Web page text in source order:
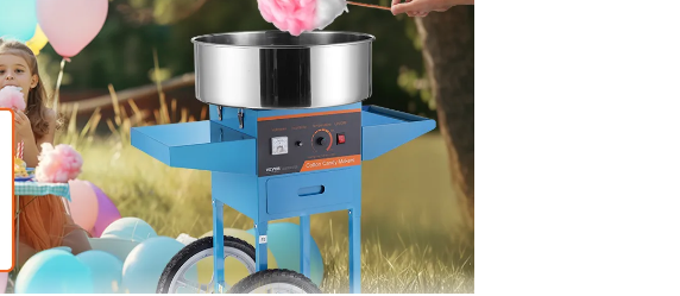
/ 118,3-226,2 ℃
de grado alimenticio SUS201